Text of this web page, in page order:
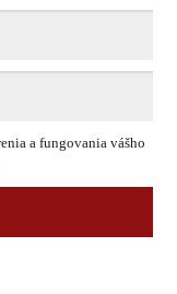
a fungovania vášho